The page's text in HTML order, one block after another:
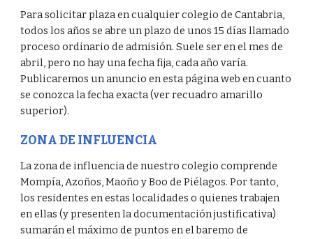
Para solicitar plaza en cualquier colegio de Cantabria,
todos los años se abre un plazo de unos 15 días llamado
proceso ordinario de admisión. Suele ser en el mes de
abril, pero no hay una fecha fija, cada año varía.
Publicaremos un anuncio en esta página web en cuanto
se conozca la fecha exacta (ver recuadro amarillo
superior).
ZONA DE INFLUENCIA
La zona de influencia de nuestro colegio comprende
Mompía, Azoños, Maoño y Boo de Piélagos. Por tanto,
los residentes en estas localidades o quienes trabajen
en ellas (y presenten la documentación justificativa)
sumarán el máximo de puntos en el baremo de